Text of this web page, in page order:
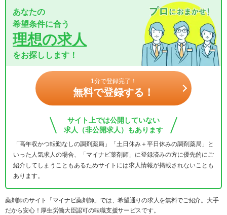
あなたの
希望条件に合う
理想の求人
をお探しします！
1分で登録完了！
無料で登録する！
サイト上では公開していない
求人（非公開求人）もあります
「高年収かつ転勤なしの調剤薬局」「土日休み＋平日休みの調剤薬局」と
いった人気求人の場合、「マイナビ薬剤師」に登録済みの方に優先的にご
紹介してしまうこともあるためサイトには求人情報が掲載されないことも
あります。
薬剤師のサイト「マイナビ薬剤師」では、希望通りの求人を無料でご紹介。大手
だから安心！厚生労働大臣認可の転職支援サービスです。